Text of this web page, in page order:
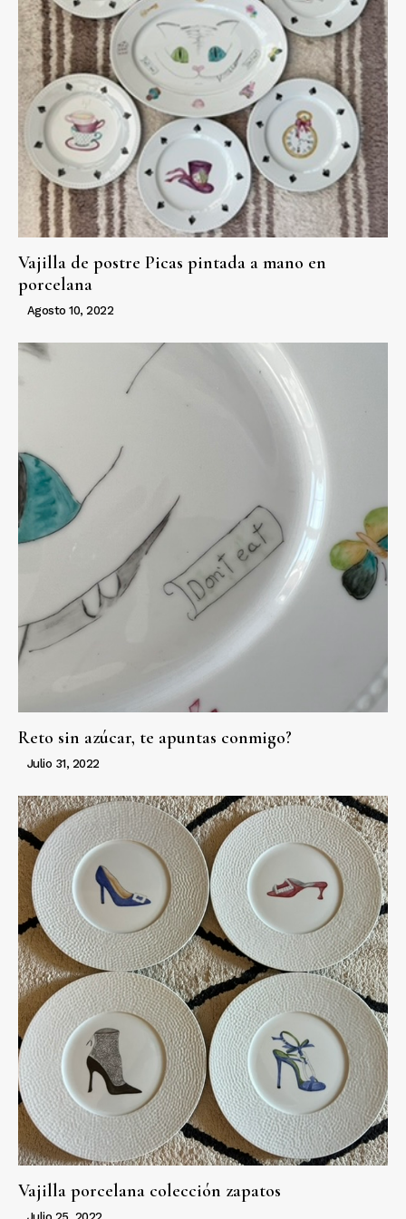
Vajilla de postre Picas pintada a mano en
porcelana
Agosto 10, 2022
Reto sin azúcar, te apuntas conmigo?
Julio 31, 2022
Vajilla porcelana colección zapatos